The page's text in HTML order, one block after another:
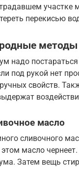
участке
перекисью
методы
надо
под рукой нет
свойств.
масло
сливочного
этом масло
Затем вещь